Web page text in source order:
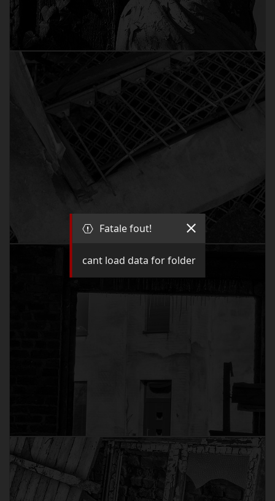
Fatale fout!
cant load data for folder